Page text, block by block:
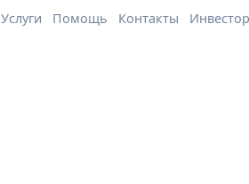
Услуги Помощь Контакты